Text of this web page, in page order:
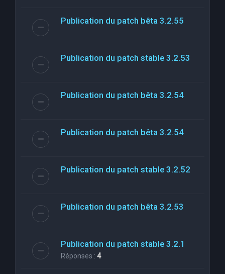
Publication du patch bêta 3.2.55
Publication du patch stable 3.2.53
Publication du patch bêta 3.2.54
Publication du patch bêta 3.2.54
Publication du patch stable 3.2.52
Publication du patch bêta 3.2.53
Publication du patch stable 3.2.1
Réponses : 4